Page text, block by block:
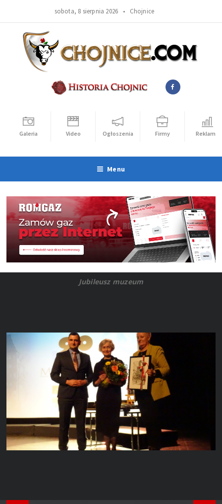
sobota, 8 sierpnia 2026 • Chojnice
Galeria Video Ogłoszenia Firmy Reklama
Menu
Jubileusz muzeum